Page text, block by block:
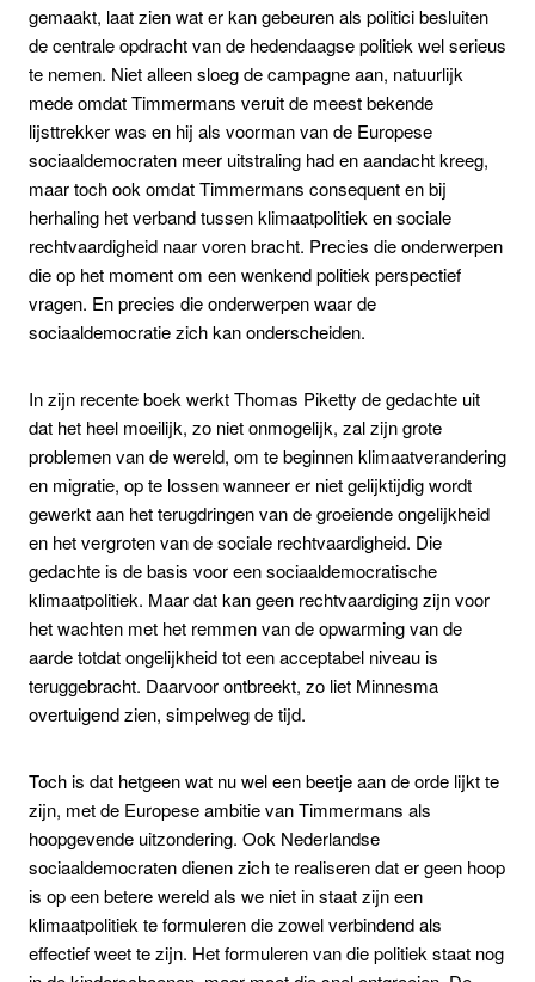
gemaakt, laat zien wat er kan gebeuren als politici besluiten
de centrale opdracht van de hedendaagse politiek wel serieus
te nemen. Niet alleen sloeg de campagne aan, natuurlijk
mede omdat Timmermans veruit de meest bekende
lijsttrekker was en hij als voorman van de Europese
sociaaldemocraten meer uitstraling had en aandacht kreeg,
maar toch ook omdat Timmermans consequent en bij
herhaling het verband tussen klimaatpolitiek en sociale
rechtvaardigheid naar voren bracht. Precies die onderwerpen
die op het moment om een wenkend politiek perspectief
vragen. En precies die onderwerpen waar de
sociaaldemocratie zich kan onderscheiden.
In zijn recente boek werkt Thomas Piketty de gedachte uit
dat het heel moeilijk, zo niet onmogelijk, zal zijn grote
problemen van de wereld, om te beginnen klimaatverandering
en migratie, op te lossen wanneer er niet gelijktijdig wordt
gewerkt aan het terugdringen van de groeiende ongelijkheid
en het vergroten van de sociale rechtvaardigheid. Die
gedachte is de basis voor een sociaaldemocratische
klimaatpolitiek. Maar dat kan geen rechtvaardiging zijn voor
het wachten met het remmen van de opwarming van de
aarde totdat ongelijkheid tot een acceptabel niveau is
teruggebracht. Daarvoor ontbreekt, zo liet Minnesma
overtuigend zien, simpelweg de tijd.
Toch is dat hetgeen wat nu wel een beetje aan de orde lijkt te
zijn, met de Europese ambitie van Timmermans als
hoopgevende uitzondering. Ook Nederlandse
sociaaldemocraten dienen zich te realiseren dat er geen hoop
is op een betere wereld als we niet in staat zijn een
klimaatpolitiek te formuleren die zowel verbindend als
effectief weet te zijn. Het formuleren van die politiek staat nog